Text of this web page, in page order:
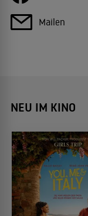
Mailen
NEU IM KINO